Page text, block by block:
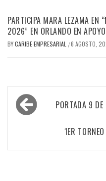
PARTICIPA MARA LEZAMA EN
2026” EN ORLANDO EN
BYCARIBE EMPRESARIAL /6 AGOSTO,
Navegación
de PORTADA 9 DE
1ER